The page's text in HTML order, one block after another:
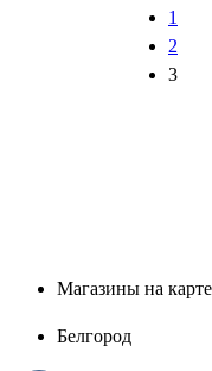
1
2
3
Магазины на карте
Белгород